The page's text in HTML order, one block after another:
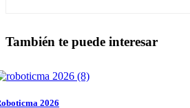
También te puede interesar
2026